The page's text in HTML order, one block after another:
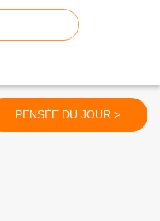
PENSĖE DU JOUR >